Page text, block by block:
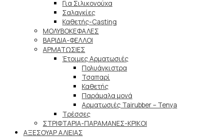
Για Σιλικονούχα
Σαλαγκίες
Καθετής-Casting
ΜΟΛΥΒΟΚΕΦΑΛΕΣ
ΒΑΡΙΔΙΑ-ΦΕΛΛΟΙ
ΑΡΜΑΤΩΣΙΕΣ
Έτοιμες Αρματωσιές
Πολυάγκιστρα
Τσαπαρί
Καθετής
Παράμαλα μονά
Αρματωσιές Tairubber – Tenya
Τρέσσες
ΣΤΡΙΦΤΑΡΙΑ-ΠΑΡΑΜΑΝΕΣ-ΚΡΙΚΟΙ
ΑΞΕΣΟΥΑΡ ΑΛΙΕΙΑΣ